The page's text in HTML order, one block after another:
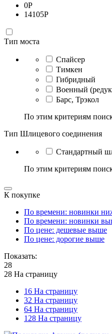
0Р
14105Р
Тип моста
Спайсер
Тимкен
Гибридный
Военный
Барс, Трэкол
По этим критериям
Тип Шлицевого соединения
Стандартный
По этим критериям
К покупке
По времени: новинки
По времени: новинки
По цене: дешевые выше
По цене: дорогие выше
Показать:
28
28 На страницу
16 На страницу
32 На страницу
64 На страницу
128 На страницу